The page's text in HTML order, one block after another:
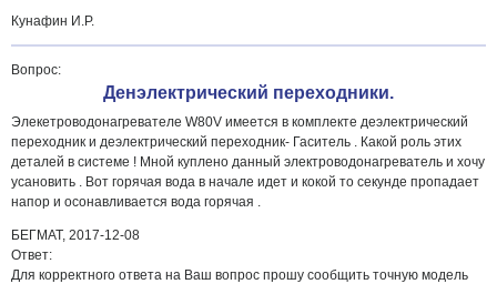
Кунафин И.Р.
Вопрос:
Денэлектрический переходники.
Элекетроводонагревателе W80V имеется в комплекте деэлектрический
переходник и деэлектрический переходник- Гаситель . Какой роль этих
деталей в системе ! Мной куплено данный электроводонагреватель и хочу
усановить . Вот горячая вода в начале идет и кокой то секунде пропадает
напор и осонавливается вода горячая .
БЕГМАТ, 2017-12-08
Ответ:
Для корректного ответа на Ваш вопрос прошу сообщить точную модель